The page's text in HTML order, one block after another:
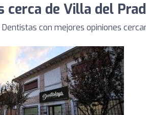
cerca de Villa del
con mejores opiniones